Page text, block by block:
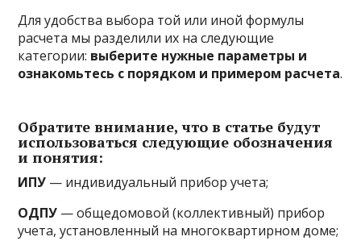
Для удобства выбора той или иной формулы
расчета мы разделили их на следующие
категории: выберите нужные параметры и
ознакомьтесь с порядком и примером расчета.
Обратите внимание, что в статье будут
использоваться следующие обозначения
и понятия:
ИПУ — индивидуальный прибор учета;
ОДПУ — общедомовой (коллективный) прибор
учета, установленный на многоквартирном доме;